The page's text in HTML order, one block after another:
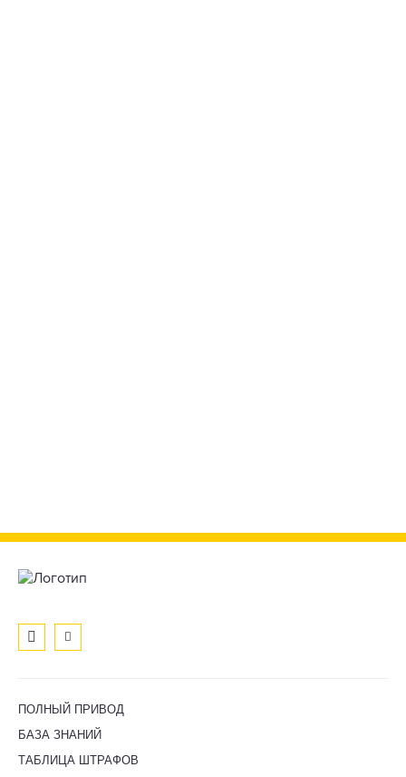
ПОЛНЫЙ ПРИВОД
БАЗА ЗНАНИЙ
ТАБЛИЦА ШТРАФОВ